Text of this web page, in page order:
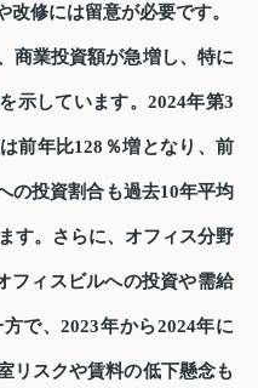
修には留意が必要です。
商業投資額が急増し、特に
示しています。2024年第3
前年比128％増となり、前
の投資割合も過去10年平均
す。さらに、オフィス分野
フィスビルへの投資や需給
で、2023年から2024年に
リスクや賃料の低下懸念も